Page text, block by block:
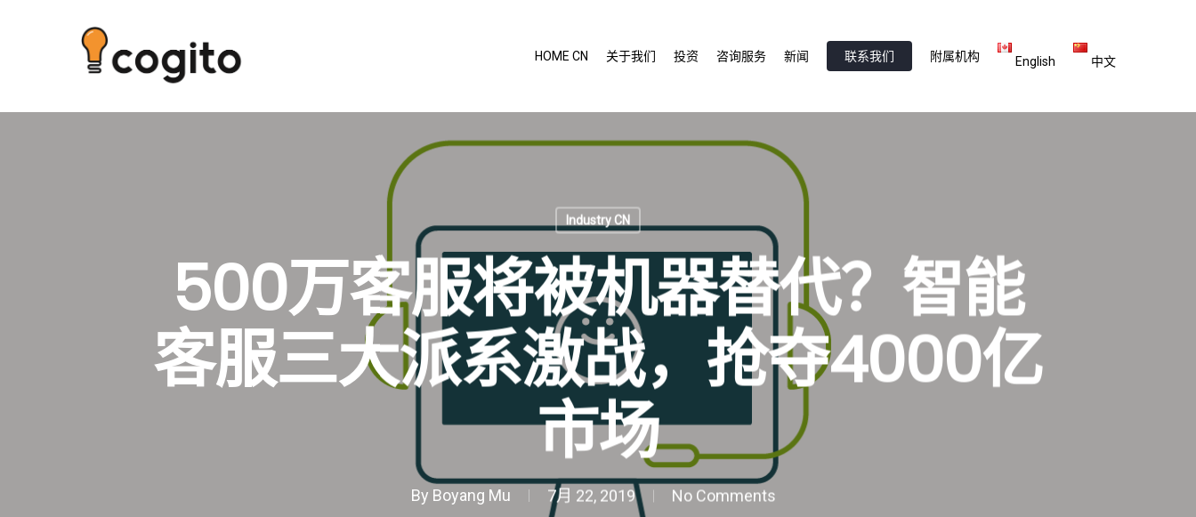
HOME CN 关于我们 投资 咨询服务 新闻 联系我们 附属机构 English 中文
Industry CN
500万客服将被机器替代？智能
客服三大派系激战，抢夺4000亿
市场
By Boyang Mu 7月 22, 2019 No Comments